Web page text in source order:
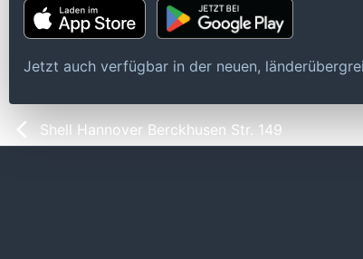
Jetzt auch verfügbar in der neuen,
Shell Hannover Berckhusen Str. 149